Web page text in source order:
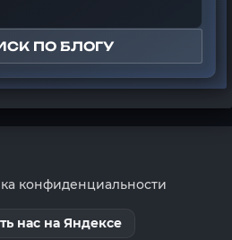
ПО БЛОГУ
конфиденциальности
нас на Яндексе